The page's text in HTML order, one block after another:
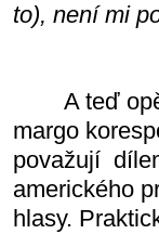
to), není mi
A teď opět
margo
považují
amerického
hlasy.